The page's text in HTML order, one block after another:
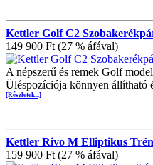
Kettler Golf C2
149 900 Ft (27 % áfával)
A népszerű és remek Golf
Üléspozíciója könnyen állítható
[Részletek...]
Kettler Rivo M Elliptikus
159 900 Ft (27 % áfával)